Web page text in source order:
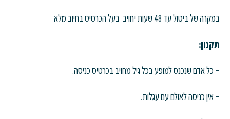
במקרה של ביטול עד 48 שעות יחויב בעל הכרטיס בחיוב מלא
תקנון:
– כל אדם שנכנס למופע בכל גיל מחויב בכרטיס כניסה.
– אין כניסה לאולם עם עגלות.